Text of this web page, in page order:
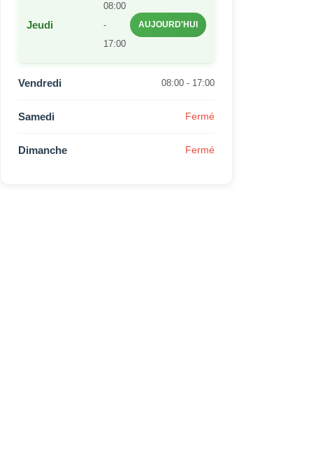
Jeudi
08:00
-
17:00
AUJOURD'HUI
Vendredi 08:00 - 17:00
Samedi Fermé
Dimanche Fermé